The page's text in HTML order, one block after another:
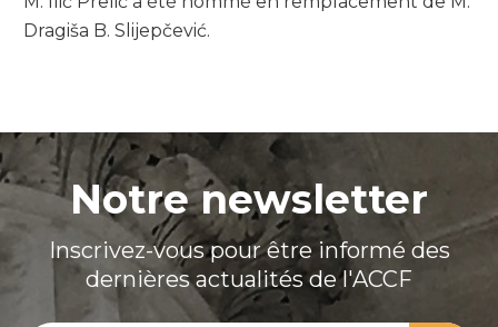
Dragiša B. Slijepčević.
Notre newsletter
Inscrivez-vous pour être informé des
dernières actualités de l'ACCF